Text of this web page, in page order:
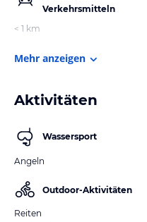
Verkehrsmitteln
< 1 km
Mehr anzeigen
Aktivitäten
Wassersport
Angeln
Outdoor-Aktivitäten
Reiten